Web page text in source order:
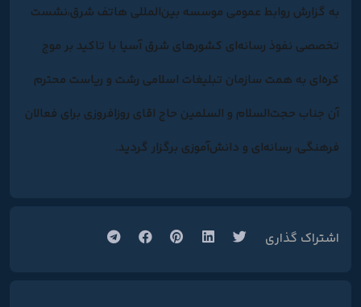
به گزارش روابط عمومی موسسه بین‌المللی هاتف شرق،نشست
تخصصی نفوذ رسانه‌ای کشورهای شرق آسیا با تاکید بر موج
کره‌ای به همت سازمان تبلیغات اسلامی رشت و ریاست محترم
آن جناب حجت‌السلام و السلمین حاج اقای روزافروزی برای فعالان
فرهنگی، رسانه‌ای و دانش‌آموزی برگزار گردید.
اشتراک گذاری